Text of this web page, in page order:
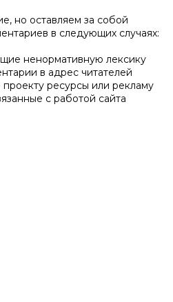
но оставляем за собой
в следующих случаях:
ненормативную лексику
в адрес читателей
ресурсы или рекламу
с работой сайта